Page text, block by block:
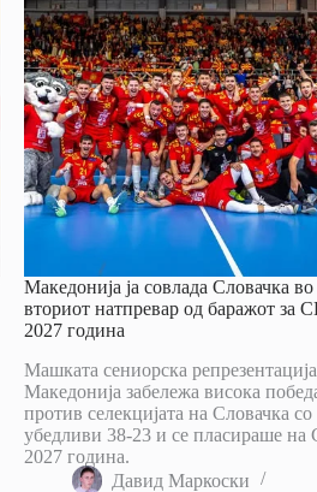
Македонија ја совлада Словачка во
вториот натпревар од баражот за
2027 година
Машката сениорска
Македонија забележа висока
против селекцијата на Словачка со
убедливи 38-23 и се пласираше на
2027 година.
Давид Маркоски